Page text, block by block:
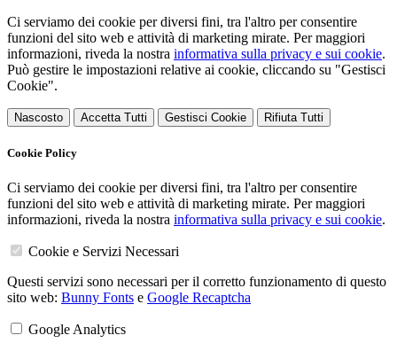
Ci serviamo dei cookie per diversi fini, tra l'altro per consentire
funzioni del sito web e attività di marketing mirate. Per maggiori
informazioni, riveda la nostra informativa sulla privacy e sui cookie.
Può gestire le impostazioni relative ai cookie, cliccando su "Gestisci
Cookie".
Nascosto Accetta Tutti Gestisci Cookie Rifiuta Tutti
Cookie Policy
Ci serviamo dei cookie per diversi fini, tra l'altro per consentire
funzioni del sito web e attività di marketing mirate. Per maggiori
informazioni, riveda la nostra informativa sulla privacy e sui cookie.
Cookie e Servizi Necessari
Questi servizi sono necessari per il corretto funzionamento di questo
sito web: Bunny Fonts e Google Recaptcha
Google Analytics